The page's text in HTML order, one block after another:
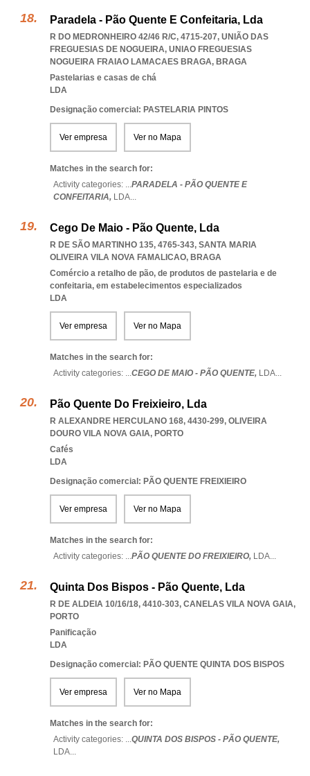
Paradela - Pão Quente E Confeitaria, Lda
R DO MEDRONHEIRO 42/46 R/C, 4715-207, UNIÃO DAS
FREGUESIAS DE NOGUEIRA, UNIAO FREGUESIAS
NOGUEIRA FRAIAO LAMACAES BRAGA, BRAGA
Pastelarias e casas de chá
LDA
Designação comercial: PASTELARIA PINTOS
Ver empresa Ver no Mapa
Matches in the search for:
Activity categories: ...PARADELA - PÃO QUENTE E
CONFEITARIA, LDA...
Cego De Maio - Pão Quente, Lda
R DE SÃO MARTINHO 135, 4765-343, SANTA MARIA
OLIVEIRA VILA NOVA FAMALICAO, BRAGA
Comércio a retalho de pão, de produtos de pastelaria e de
confeitaria, em estabelecimentos especializados
LDA
Ver empresa Ver no Mapa
Matches in the search for:
Activity categories: ...CEGO DE MAIO - PÃO QUENTE, LDA...
Pão Quente Do Freixieiro, Lda
R ALEXANDRE HERCULANO 168, 4430-299, OLIVEIRA
DOURO VILA NOVA GAIA, PORTO
Cafés
LDA
Designação comercial: PÃO QUENTE FREIXIEIRO
Ver empresa Ver no Mapa
Matches in the search for:
Activity categories: ...PÃO QUENTE DO FREIXIEIRO, LDA...
Quinta Dos Bispos - Pão Quente, Lda
R DE ALDEIA 10/16/18, 4410-303, CANELAS VILA NOVA GAIA,
PORTO
Panificação
LDA
Designação comercial: PÃO QUENTE QUINTA DOS BISPOS
Ver empresa Ver no Mapa
Matches in the search for:
Activity categories: ...QUINTA DOS BISPOS - PÃO QUENTE,
LDA...